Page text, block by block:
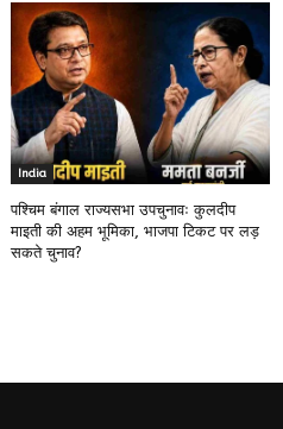
India
पश्चिम बंगाल राज्यसभा उपचुनावः कुलदीप
माइती की अहम भूमिका, भाजपा टिकट पर लड़
सकते चुनाव?